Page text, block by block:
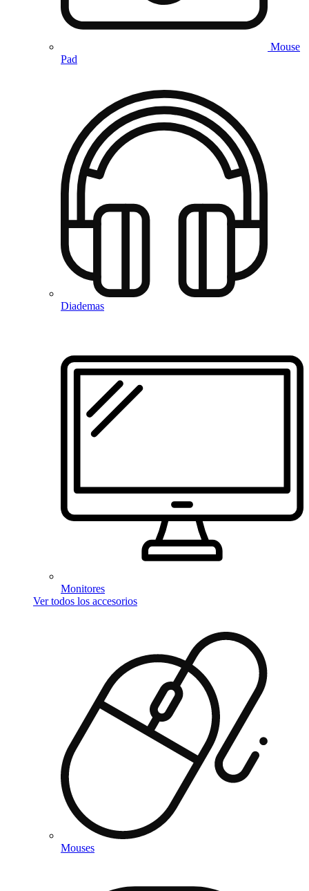
Mouse
Pad
Diademas
Monitores
Ver todos los accesorios
Mouses